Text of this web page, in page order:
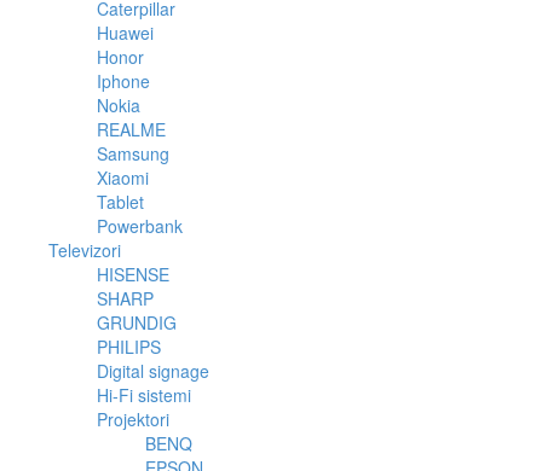
Caterpillar
Huawei
Honor
Iphone
Nokia
REALME
Samsung
Xiaomi
Tablet
Powerbank
Televizori
HISENSE
SHARP
GRUNDIG
PHILIPS
Digital signage
Hi-Fi sistemi
Projektori
BENQ